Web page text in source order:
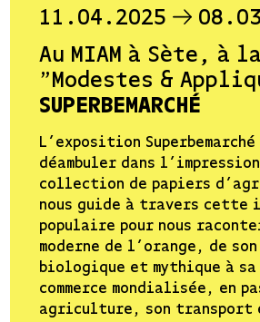
11.04.2025
Au MIAM à Sète, à
"Modestes &
SUPERBEMARCHÉ
L’exposition
déambuler dans
collection de papiers
nous guide à travers cette
populaire pour nous
moderne de l’orange, de
biologique et mythique à sa
commerce mondialisée, en
agriculture, son transport